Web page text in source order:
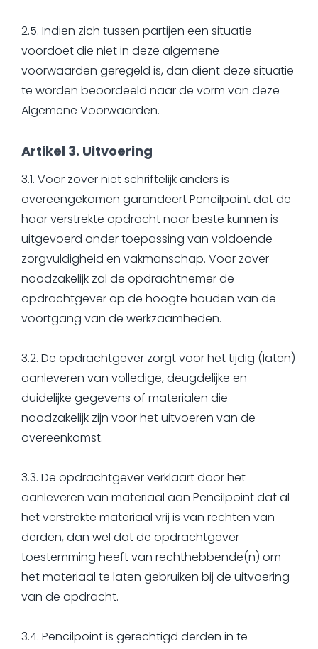
2.5. Indien zich tussen partijen een situatie
voordoet die niet in deze algemene
voorwaarden geregeld is, dan dient deze situatie
te worden beoordeeld naar de vorm van deze
Algemene Voorwaarden.
Artikel 3. Uitvoering
3.1. Voor zover niet schriftelijk anders is
overeengekomen garandeert Pencilpoint dat de
haar verstrekte opdracht naar beste kunnen is
uitgevoerd onder toepassing van voldoende
zorgvuldigheid en vakmanschap. Voor zover
noodzakelijk zal de opdrachtnemer de
opdrachtgever op de hoogte houden van de
voortgang van de werkzaamheden.
3.2. De opdrachtgever zorgt voor het tijdig (laten)
aanleveren van volledige, deugdelijke en
duidelijke gegevens of materialen die
noodzakelijk zijn voor het uitvoeren van de
overeenkomst.
3.3. De opdrachtgever verklaart door het
aanleveren van materiaal aan Pencilpoint dat al
het verstrekte materiaal vrij is van rechten van
derden, dan wel dat de opdrachtgever
toestemming heeft van rechthebbende(n) om
het materiaal te laten gebruiken bij de uitvoering
van de opdracht.
3.4. Pencilpoint is gerechtigd derden in te